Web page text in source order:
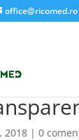
office@ricomed.ro
2018| 0